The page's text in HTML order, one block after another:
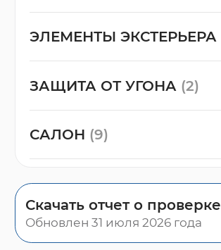
ЭЛЕМЕНТЫ ЭКСТЕРЬЕРА
ЗАЩИТА ОТ УГОНА (2)
САЛОН (9)
Скачать отчет о проверке
Обновлен 31 июля 2026 года